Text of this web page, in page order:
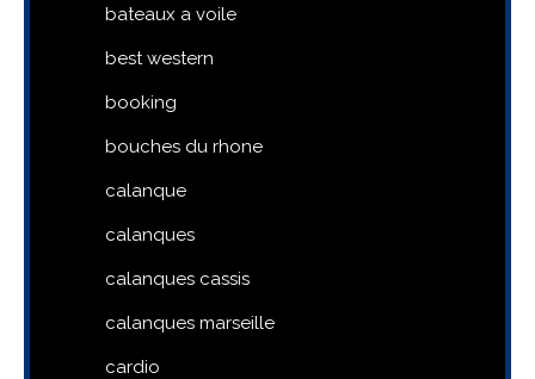
bateaux a voile
best western
booking
bouches du rhone
calanque
calanques
calanques cassis
calanques marseille
cardio